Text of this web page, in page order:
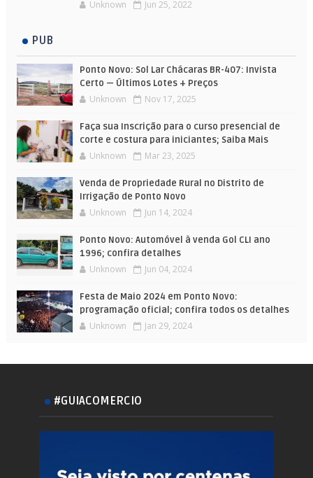
Unknown Jun 25, 2022
PUB
Ponto Novo: Sol Lar Chácaras BR-407: Invista
Certo — Últimos Lotes + Preços
Unknown Nov 17, 2025
Faça sua Inscrição para o curso presencial de
corte e costura para iniciantes; Saiba Mais
Unknown Mar 23, 2025
Venda de Propriedade Rural no Distrito de
Irrigação de Ponto Novo
Unknown Jun 14, 2024
Ponto Novo: Automóvel à venda Gol CLI ano
1996; confira detalhes
Unknown Jun 04, 2024
Festa de Maio 2024 em Ponto Novo:
programação oficial; confira todos os detalhes
Unknown Jan 29, 2024
#GUIACOMERCIO